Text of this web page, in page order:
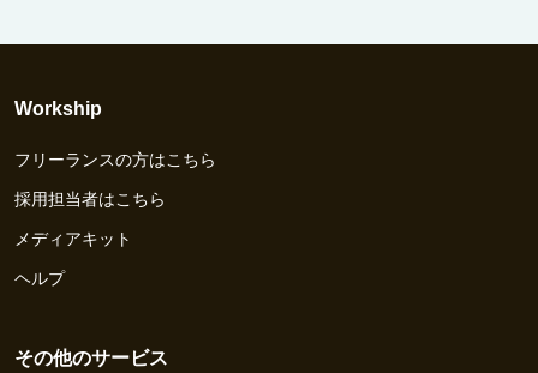
Workship
フリーランスの方はこちら
採用担当者はこちら
メディアキット
ヘルプ
その他のサービス